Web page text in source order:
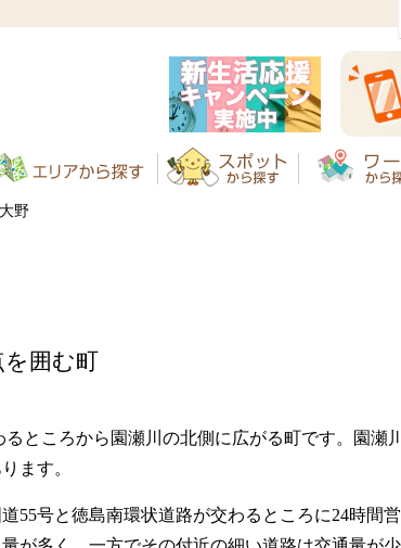
野
を囲む町
るところから園瀬川の北側に広がる町です。園瀬
ます。
55号と徳島南環状道路が交わるところに24時間